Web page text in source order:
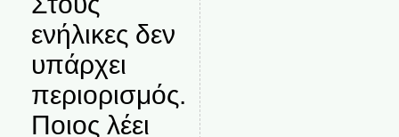
ενήλικες δεν
υπάρχει
περιορισμός.
Ποιος λέει